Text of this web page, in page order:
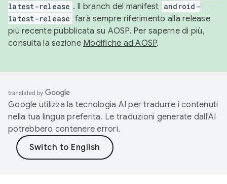
latest-release . Il branch del manifest android-
latest-release farà sempre riferimento alla release
più recente pubblicata su AOSP. Per saperne di più,
consulta la sezione Modifiche ad AOSP.
Google utilizza la tecnologia AI per tradurre i contenuti
nella tua lingua preferita. Le traduzioni generate dall'AI
potrebbero contenere errori.